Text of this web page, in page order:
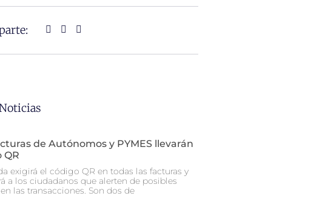
de Autónomos y PYMES llevarán
QR
exigirá el código QR en todas las facturas y
a los ciudadanos que alerten de posibles
las transacciones. Son dos de